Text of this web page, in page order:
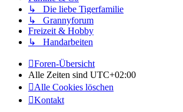
↳ Die liebe Tigerfamilie
↳ Grannyforum
Freizeit & Hobby
↳ Handarbeiten
Foren-Übersicht
Alle Zeiten sind UTC+02:00
Alle Cookies löschen
Kontakt